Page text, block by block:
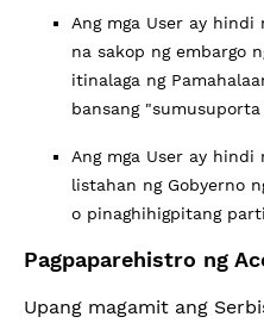
Ang mga User ay hindi
na sakop ng embargo
itinalaga ng
bansang
Ang mga User ay hindi
listahan ng Gobyerno
o pinaghihigpitang
Pagpaparehistro ng
Upang magamit ang